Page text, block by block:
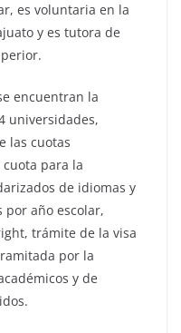
es voluntaria en la
y es tutora de
encuentran la
universidades,
las cuotas
para la
de idiomas y
por año escolar,
trámite de la visa
por la
y de